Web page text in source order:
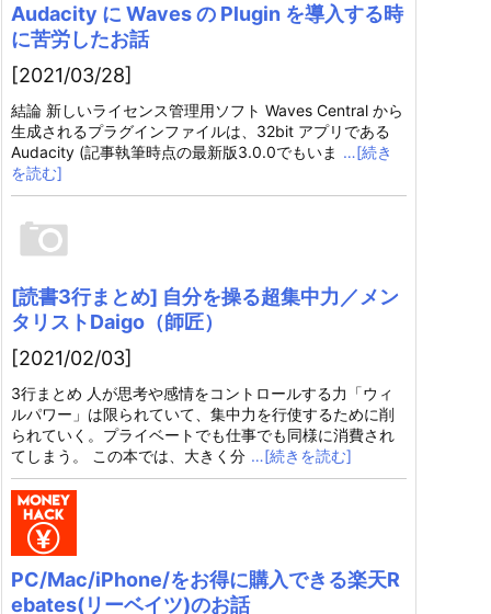
Audacity に Waves の Plugin を導入する時
に苦労したお話
[2021/03/28]
結論 新しいライセンス管理用ソフト Waves Central から
生成されるプラグインファイルは、32bit アプリである
Audacity (記事執筆時点の最新版3.0.0でもいま …[続き
を読む]
[読書3行まとめ] 自分を操る超集中力／メン
タリストDaigo（師匠）
[2021/02/03]
3行まとめ 人が思考や感情をコントロールする力「ウィ
ルパワー」は限られていて、集中力を行使するために削
られていく。プライベートでも仕事でも同様に消費され
てしまう。 この本では、大きく分 …[続きを読む]
PC/Mac/iPhone/をお得に購入できる楽天R
ebates(リーベイツ)のお話